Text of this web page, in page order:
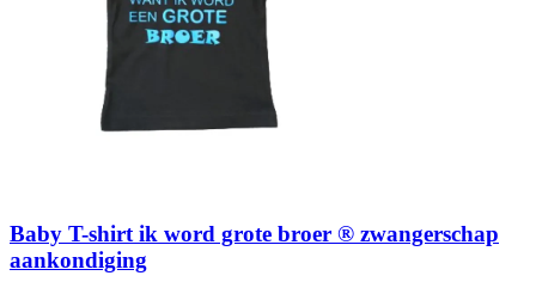
Baby T-shirt ik word grote broer ® zwangerschap
aankondiging